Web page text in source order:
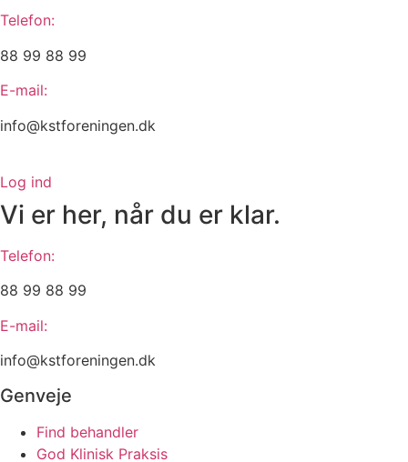
Telefon:
88 99 88 99
E-mail:
info@kstforeningen.dk
Log ind
Vi er her, når du er klar.
Telefon:
88 99 88 99
E-mail:
info@kstforeningen.dk
Genveje
Find behandler
God Klinisk Praksis